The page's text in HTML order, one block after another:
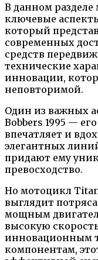
В данном
ключевые
который
современных
средств
технические
инновации,
неповторимой.
Один из важных
Bobbers 1995 —
впечатляет и
элегантных
придают ему
превосходство.
Но мотоцикл Titan
выглядит
мощным
высокую
инновационным
компонентам,